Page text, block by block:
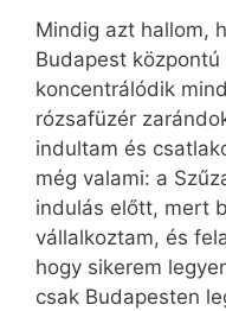
Mindig azt hallom,
Budapest
koncentrálódik
rózsafüzér
indultam és
még valami: a
indulás előtt, mert
vállalkoztam, és
hogy sikerem
csak Budapesten